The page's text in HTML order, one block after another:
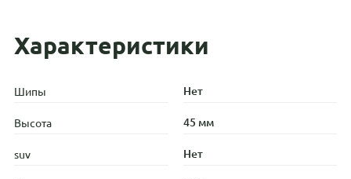
Характеристики
Шипы Нет
Высота 45 мм
suv Нет